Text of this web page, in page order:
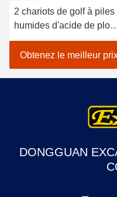
2 chariots de golf à piles
humides d'acide de
de sièges/golf avec des
erreurs électrique de
voiture
Obtenez le meilleur
DONGGUAN